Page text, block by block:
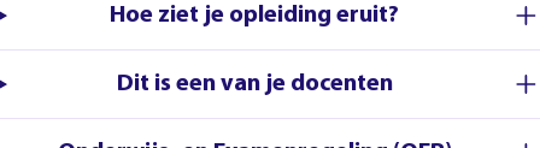
Hoe ziet je opleiding eruit?
Dit is een van je docenten